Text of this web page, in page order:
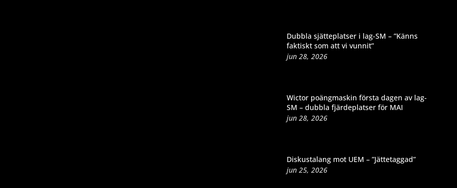
Dubbla sjätteplatser i lag-SM – ”Känns
faktiskt som att vi vunnit”
jun 28, 2026
Wictor poängmaskin första dagen av lag-
SM – dubbla fjärdeplatser för MAI
jun 28, 2026
Diskustalang mot UEM – ”Jättetaggad”
jun 25, 2026